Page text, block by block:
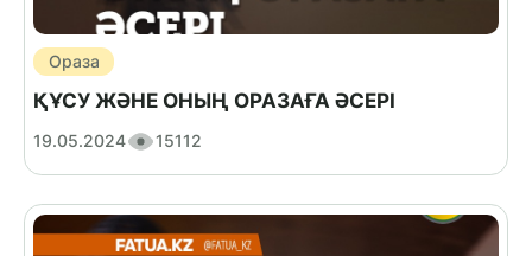
Ораза
ҚҰСУ ЖӘНЕ ОНЫҢ ОРАЗАҒА ӘСЕРІ
19.05.2024 15112